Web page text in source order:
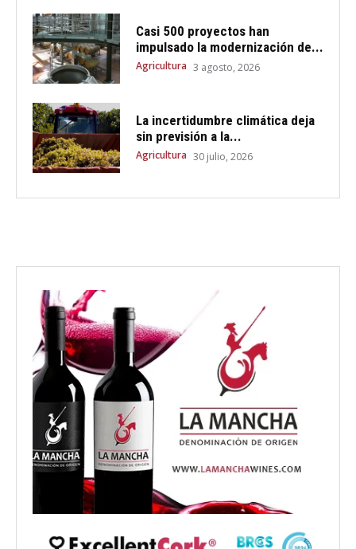
Casi 500 proyectos han
impulsado la modernización de...
Agricultura 3 agosto, 2026
La incertidumbre climática deja
sin previsión a la...
Agricultura 30 julio, 2026